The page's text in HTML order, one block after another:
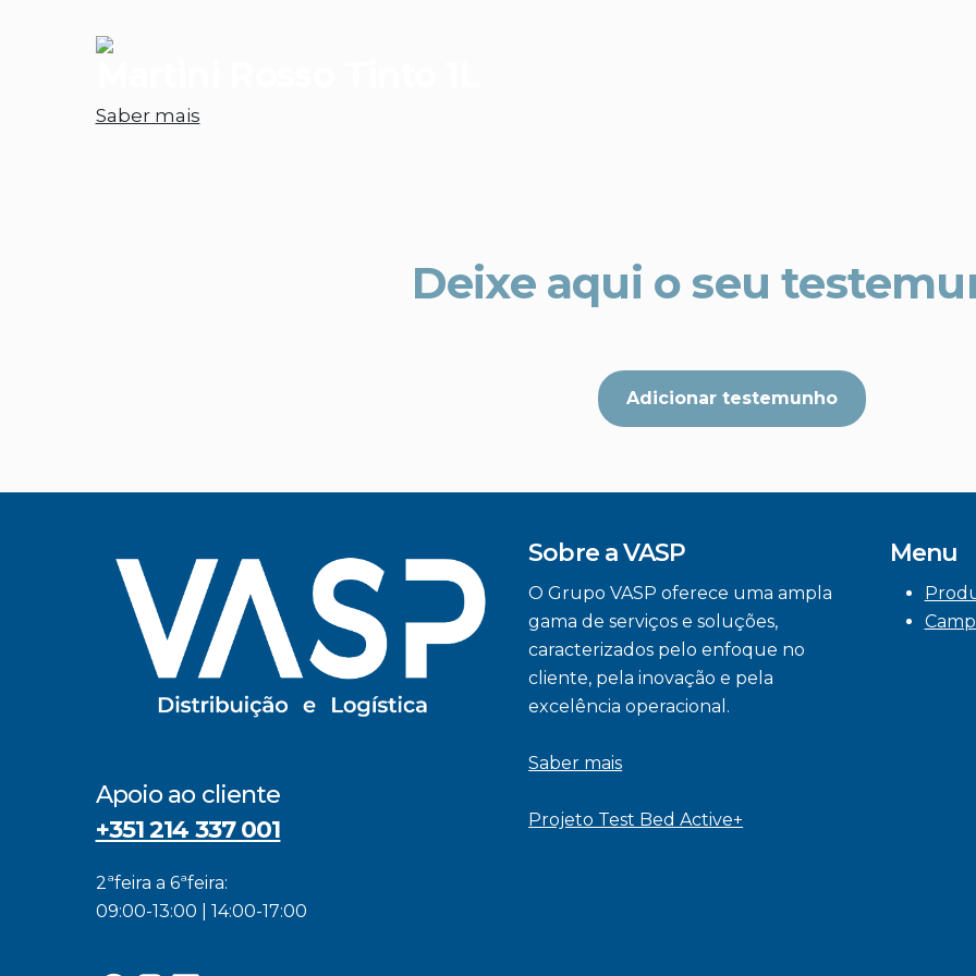
Saber mais
Deixe aqui o seu
Adicionar testemunho
Apoio ao cliente
+351 214 337 001
2ªfeira a 6ªfeira:
09:00-13:00 | 14:00-17:00
Sobre a VASP
O Grupo VASP oferece uma ampla
gama de serviços e soluções,
caracterizados pelo enfoque no
cliente, pela inovação e pela
excelência operacional.
Saber mais
Projeto Test Bed Active+
Menu